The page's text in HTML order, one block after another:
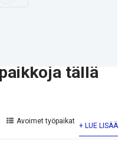
tällä
Avoimet työpaikat
+ LUE LISÄÄ